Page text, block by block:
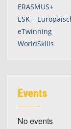
ERASMUS+
ESK –
eTwinning
WorldSkills
Events
No events